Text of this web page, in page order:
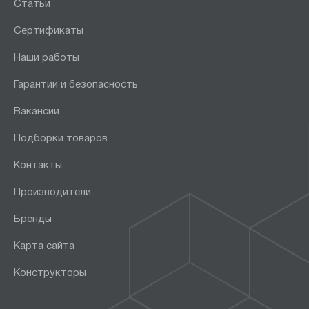
Для бочек
Для воды
Производство колёс:
Статьи
Сертификаты
Наши работы
Гарантии и безопасность
Вакансии
Подборки товаров
Контакты
Производители
Бренды
Карта сайта
Конструкторы